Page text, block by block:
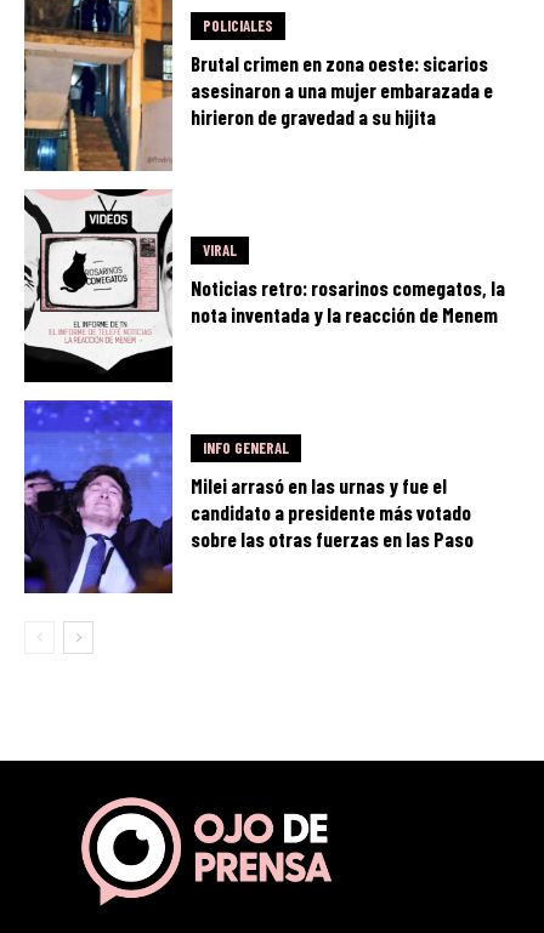
POLICIALES
Brutal crimen en zona oeste: sicarios
asesinaron a una mujer embarazada e
hirieron de gravedad a su hijita
VIRAL
Noticias retro: rosarinos comegatos, la
nota inventada y la reacción de Menem
INFO GENERAL
Milei arrasó en las urnas y fue el
candidato a presidente más votado
sobre las otras fuerzas en las Paso